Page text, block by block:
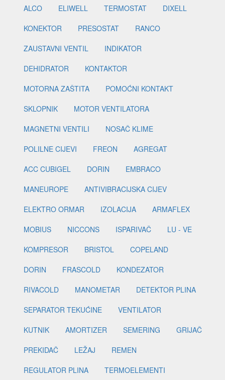
ALCO
ELIWELL TERMOSTAT
DIXELL
KONEKTOR
PRESOSTAT
RANCO
ZAUSTAVNI VENTIL
INDIKATOR
DEHIDRATOR
KONTAKTOR
MOTORNA ZAŠTITA
POMOĆNI KONTAKT
SKLOPNIK
MOTOR VENTILATORA
MAGNETNI VENTILI
NOSAČ KLIME
POLILNE CIJEVI
FREON
AGREGAT
ACC CUBIGEL
DORIN
EMBRACO
MANEUROPE
ANTIVIBRACIJSKA CIJEV
ELEKTRO ORMAR
IZOLACIJA
ARMAFLEX
MOBIUS
NICCONS ISPARIVAČ
LU - VE
KOMPRESOR
BRISTOL
COPELAND
DORIN
FRASCOLD
KONDEZATOR
RIVACOLD
MANOMETAR
DETEKTOR PLINA
SEPARATOR TEKUĆINE
VENTILATOR
KUTNIK
AMORTIZER SEMERING
GRIJAČ
PREKIDAČ
LEŽAJ
REMEN
REGULATOR PLINA
TERMOELEMENTI